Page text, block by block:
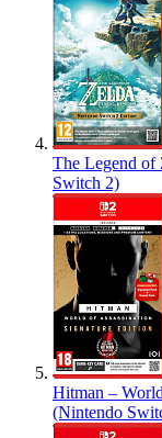
The Legend of
Switch 2)
Hitman –
(Nintendo